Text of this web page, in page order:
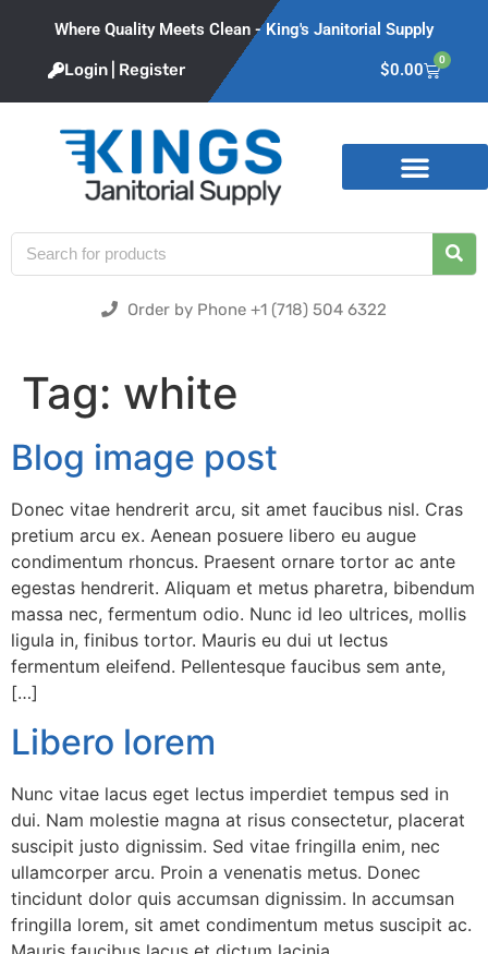
Where Quality Meets Clean - King's Janitorial Supply
Login | Register $0.00
0
Order by Phone +1 (718) 504 6322
Tag: white
Blog image post
Donec vitae hendrerit arcu, sit amet faucibus nisl. Cras
pretium arcu ex. Aenean posuere libero eu augue
condimentum rhoncus. Praesent ornare tortor ac ante
egestas hendrerit. Aliquam et metus pharetra, bibendum
massa nec, fermentum odio. Nunc id leo ultrices, mollis
ligula in, finibus tortor. Mauris eu dui ut lectus
fermentum eleifend. Pellentesque faucibus sem ante,
[…]
Libero lorem
Nunc vitae lacus eget lectus imperdiet tempus sed in
dui. Nam molestie magna at risus consectetur, placerat
suscipit justo dignissim. Sed vitae fringilla enim, nec
ullamcorper arcu. Proin a venenatis metus. Donec
tincidunt dolor quis accumsan dignissim. In accumsan
fringilla lorem, sit amet condimentum metus suscipit ac.